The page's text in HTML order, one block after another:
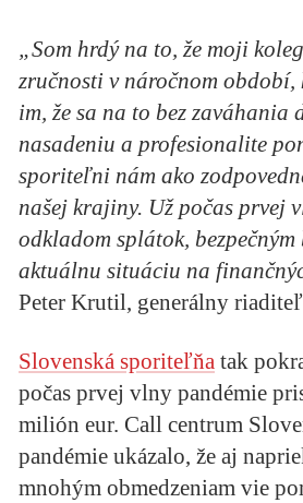
„Som hrdý na to, že moji
zručnosti v náročnom období,
im, že sa na to bez
nasadeniu a profesionalite
sporiteľni nám ako
našej krajiny. Už počas prvej
odkladom splátok,
aktuálnu situáciu na
Peter Krutil, generálny
Slovenská sporiteľňa tak
počas prvej vlny pandémie
milión eur. Call centrum
pandémie ukázalo, že aj
mnohým obmedzeniam vie